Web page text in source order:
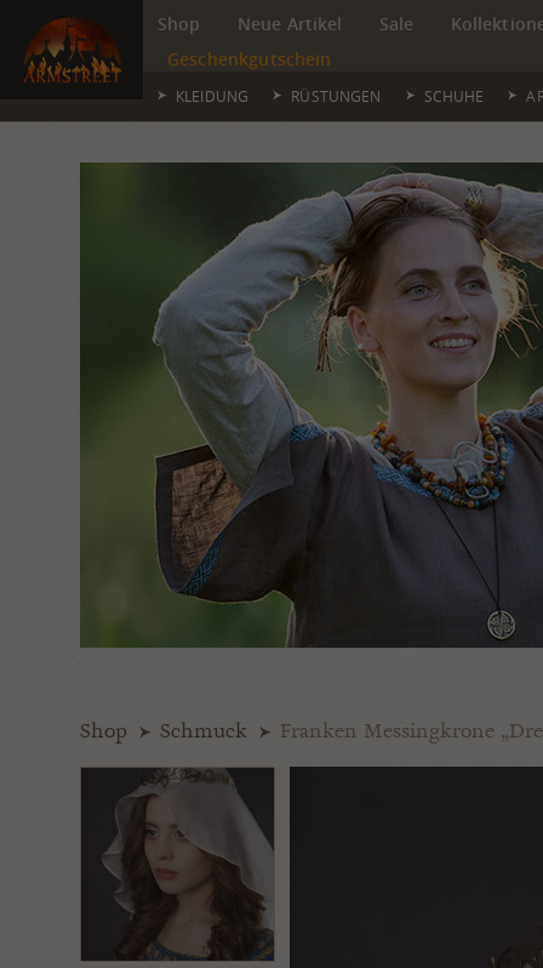
Shop Neue Artikel Sale
Geschenkgutschein
KLEIDUNG RÜSTUNGEN SCHUHE
Shop Schmuck Franken Messingkrone